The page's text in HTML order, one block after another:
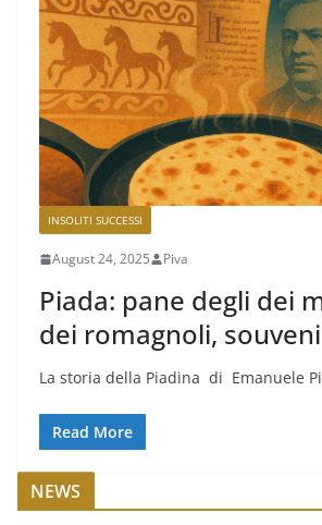
INSOLITI SUCCESSI
August 24, 2025 Piva
Piada: pane degli dei
dei romagnoli,
La storia della Piadina di Emanuele
Read More
NEWS